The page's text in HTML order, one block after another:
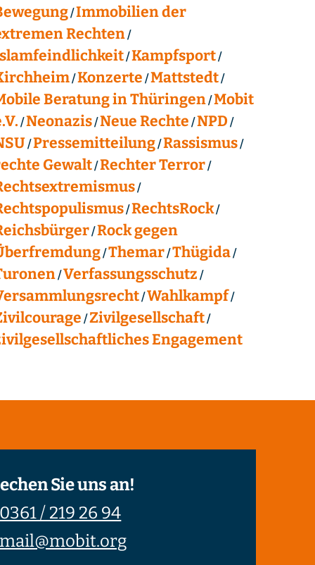
Immobilien der
Rechten
Kampfsport
Konzerte Mattstedt
Beratung in Thüringen Mobit
Neonazis Neue Rechte NPD
Pressemitteilung Rassismus
Gewalt Rechter Terror
RechtsRock
Rock gegen
Themar Thügida
Verfassungsschutz
Wahlkampf
Zivilgesellschaft
Engagement
Sie uns an!
0361 / 219 26 94
mail@mobit.org